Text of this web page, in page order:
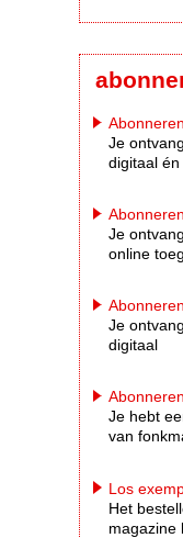
Je
digitaal
Je
online
Je
digitaal
Je hebt
van
Los
Het
magazine